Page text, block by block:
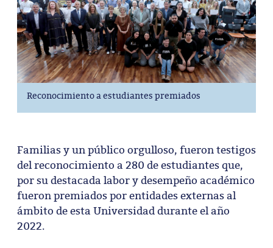
Reconocimiento a estudiantes premiados
Familias y un público orgulloso, fueron testigos
del reconocimiento a 280 de estudiantes que,
por su destacada labor y desempeño académico
fueron premiados por entidades externas al
ámbito de esta Universidad durante el año
2022.